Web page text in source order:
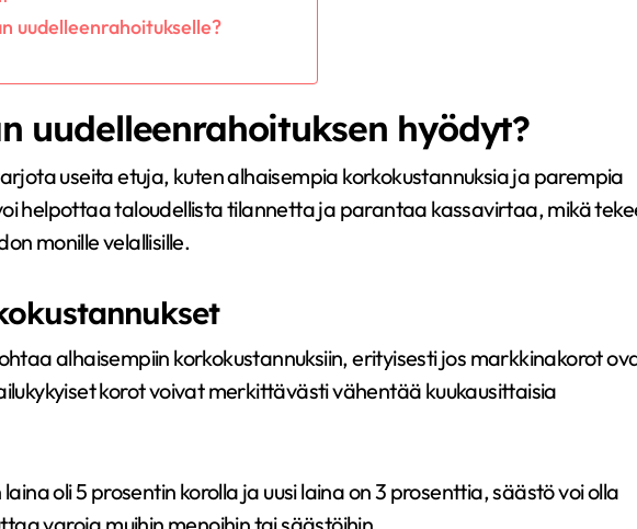
uudelleenrahoitukselle?
uudelleenrahoituksen hyödyt?
useita etuja, kuten alhaisempia korkokustannuksia ja parempia
helpottaa taloudellista tilannetta ja parantaa kassavirtaa, mikä
monille velallisille.
alhaisempiin korkokustannuksiin, erityisesti jos markkinakorot
korot voivat merkittävästi vähentää kuukausittaisia
oli 5 prosentin korolla ja uusi laina on 3 prosenttia, säästö voi olla